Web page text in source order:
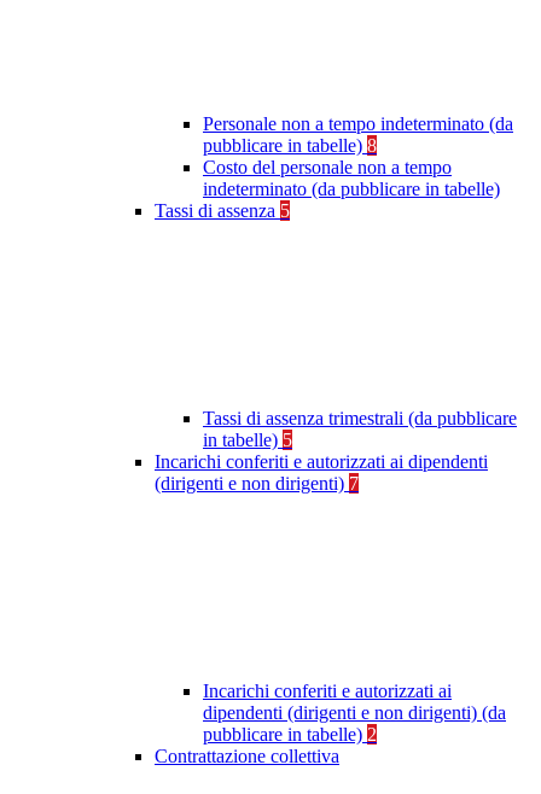
Personale non a tempo indeterminato (da
pubblicare in tabelle) 8
Costo del personale non a tempo
indeterminato (da pubblicare in tabelle)
Tassi di assenza 5
Tassi di assenza trimestrali (da pubblicare
in tabelle) 5
Incarichi conferiti e autorizzati ai dipendenti
(dirigenti e non dirigenti) 7
Incarichi conferiti e autorizzati ai
dipendenti (dirigenti e non dirigenti) (da
pubblicare in tabelle) 2
Contrattazione collettiva